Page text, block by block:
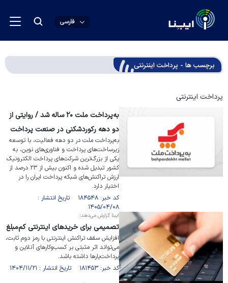
فارسی
برچسب ها - پرداخت اینترنتی
پرداخت اینترنتی
به‌پرداخت ملت ۲۰ ساله شد / روایتی از
دو دهه رکوردشکنی در صنعت پرداخت
به‌پرداخت ملت در دو دهه فعالیت، با توسعه
زیرساخت‌های پرداخت و فناوری‌های نوین، به
یکی از بزرگ‌ترین شرکت‌های پرداخت الکترونیک
کشور تبدیل شده و اکنون بیش از ۲۳ درصد از
ارزش تراکنش‌های شبکه پرداخت ایران را در
اختیار دارد.
کد خبر: ۱۸۴۵۴۸ تاریخ انتشار :
۱۴۰۵/۰۴/۰۸
ایبنا گزارش می‌دهد؛
تصمیمی برای خریدهای اینترنتی کم‌مبلغ
افزایش سقف تراکنش اینترنتی با رمز دوم ثابت،
می‌تواند اثر مثبتی بر کسب‌وکار‌های آنلاین و
پرداخت‌یار‌ها داشته باشد.
کد خبر: ۱۸۱۴۵۳ تاریخ انتشار : ۱۴۰۴/۱۱/۲۱